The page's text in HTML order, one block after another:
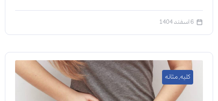
6 اسفند 1404
کلیه,مثانه